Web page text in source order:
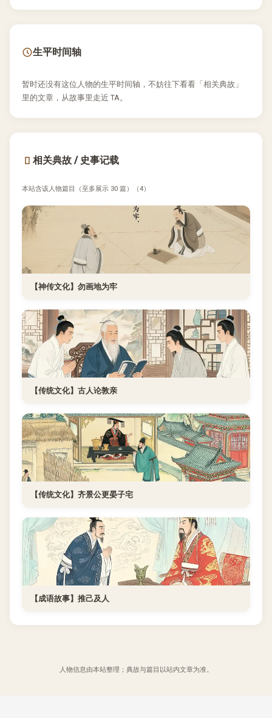
生平时间轴
暂时还没有这位人物的生平时间轴，不妨往下看看「相关典故」
里的文章，从故事里走近 TA。
相关典故 / 史事记载
本站含该人物篇目（至多展示 30 篇）（4）
【神传文化】勿画地为牢
【传统文化】古人论敦亲
【传统文化】齐景公更晏子宅
【成语故事】推己及人
人物信息由本站整理；典故与篇目以站内文章为准。